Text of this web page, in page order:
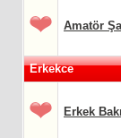
Amatör
Erkekce
Erkek